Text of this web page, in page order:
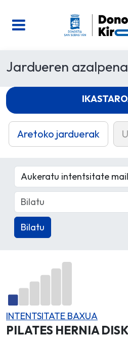
Jardueren azalpena
Aretoko jarduerak
Bilatu
INTENTSITATE BAXUA
PILATES HERNIA